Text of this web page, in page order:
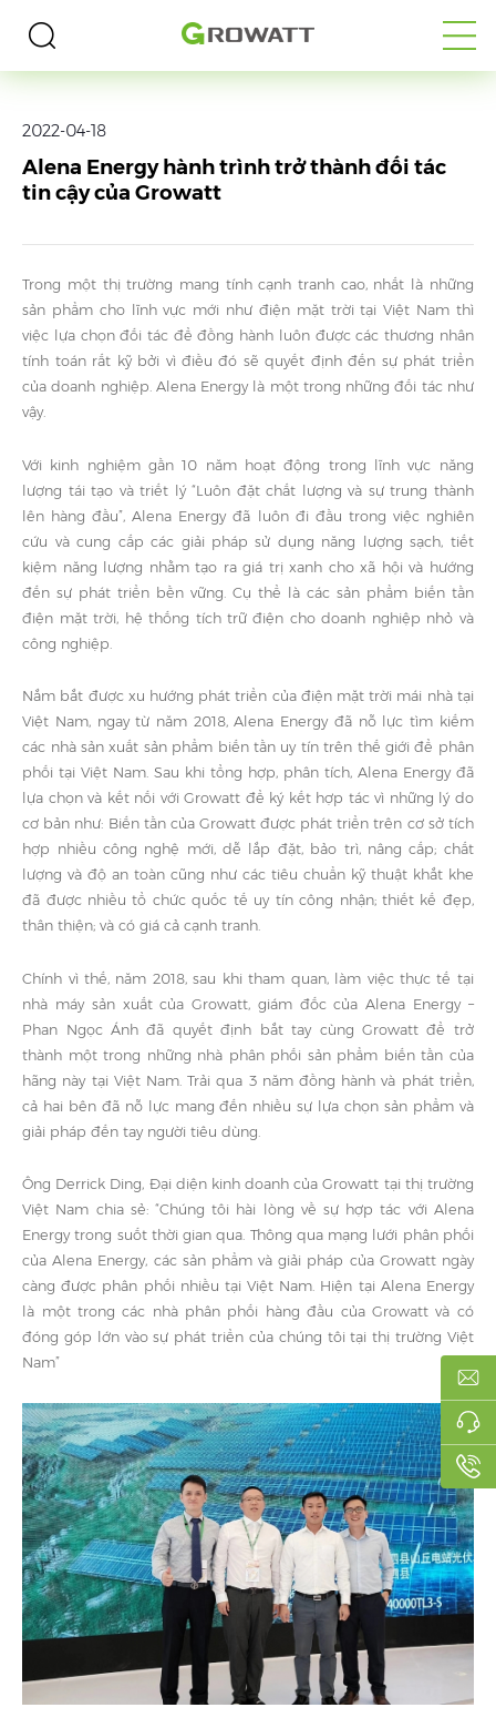
2022-04-18
Alena Energy hành trình trở thành đối tác
tin cậy của Growatt
Trong một thị trường mang tính cạnh tranh cao, nhất là những
sản phẩm cho lĩnh vực mới như điện mặt trời tại Việt Nam thì
việc lựa chọn đối tác để đồng hành luôn được các thương nhân
tính toán rất kỹ bởi vì điều đó sẽ quyết định đến sự phát triển
của doanh nghiệp. Alena Energy là một trong những đối tác như
vậy.
Với kinh nghiệm gần 10 năm hoạt động trong lĩnh vực năng
lượng tái tạo và triết lý “Luôn đặt chất lượng và sự trung thành
lên hàng đầu”, Alena Energy đã luôn đi đầu trong việc nghiên
cứu và cung cấp các giải pháp sử dụng năng lượng sạch, tiết
kiệm năng lượng nhằm tạo ra giá trị xanh cho xã hội và hướng
đến sự phát triển bền vững. Cụ thể là các sản phẩm biến tần
điện mặt trời, hệ thống tích trữ điện cho doanh nghiệp nhỏ và
công nghiệp.
Nắm bắt được xu hướng phát triển của điện mặt trời mái nhà tại
Việt Nam, ngay từ năm 2018, Alena Energy đã nỗ lực tìm kiếm
các nhà sản xuất sản phẩm biến tần uy tín trên thế giới để phân
phối tại Việt Nam. Sau khi tổng hợp, phân tích, Alena Energy đã
lựa chọn và kết nối với Growatt để ký kết hợp tác vì những lý do
cơ bản như: Biến tần của Growatt được phát triển trên cơ sở tích
hợp nhiều công nghệ mới, dễ lắp đặt, bảo trì, nâng cấp; chất
lượng và độ an toàn cũng như các tiêu chuẩn kỹ thuật khắt khe
đã được nhiều tổ chức quốc tế uy tín công nhận; thiết kế đẹp,
thân thiện; và có giá cả cạnh tranh.
Chính vì thế, năm 2018, sau khi tham quan, làm việc thực tế tại
nhà máy sản xuất của Growatt, giám đốc của Alena Energy –
Phan Ngọc Ánh đã quyết định bắt tay cùng Growatt để trở
thành một trong những nhà phân phối sản phẩm biến tần của
hãng này tại Việt Nam. Trải qua 3 năm đồng hành và phát triển,
cả hai bên đã nỗ lực mang đến nhiều sự lựa chọn sản phẩm và
giải pháp đến tay người tiêu dùng.
Ông Derrick Ding, Đại diện kinh doanh của Growatt tại thị trường
Việt Nam chia sẻ: “Chúng tôi hài lòng về sự hợp tác với Alena
Energy trong suốt thời gian qua. Thông qua mạng lưới phân phối
của Alena Energy, các sản phẩm và giải pháp của Growatt ngày
càng được phân phối nhiều tại Việt Nam. Hiện tại Alena Energy
là một trong các nhà phân phối hàng đầu của Growatt và có
đóng góp lớn vào sự phát triển của chúng tôi tại thị trường Việt
Nam”